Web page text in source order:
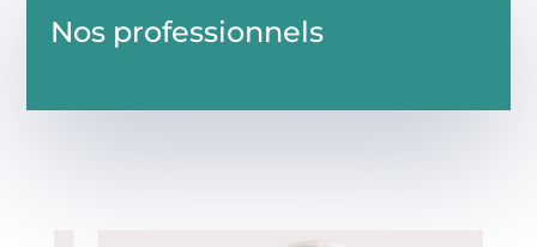
Nos professionnels